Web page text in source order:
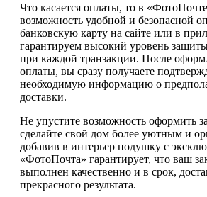
Что касается оплаты, то в
возможность удобной и безопасной
банковскую карту на сайте или в
гарантируем высокий уровень
при каждой транзакции. После
оплаты, вы сразу получаете
необходимую информацию о
доставки.
Не упустите возможность оформить
сделайте свой дом более уютным и
добавив в интерьер подушку с
«ФотоПочта» гарантирует, что ваш
выполнен качественно и в срок,
прекрасного результата.